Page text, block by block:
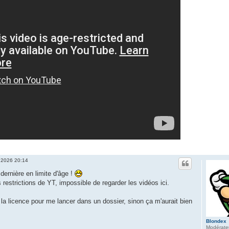
Blondex
20:14
en limite d'âge !
de YT, impossible de regarder les vidéos ici.
licence pour me lancer dans un dossier, sinon ça m'aurait bien